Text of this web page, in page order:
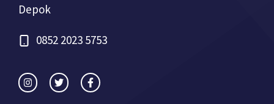
Depok
0852 2023 5753